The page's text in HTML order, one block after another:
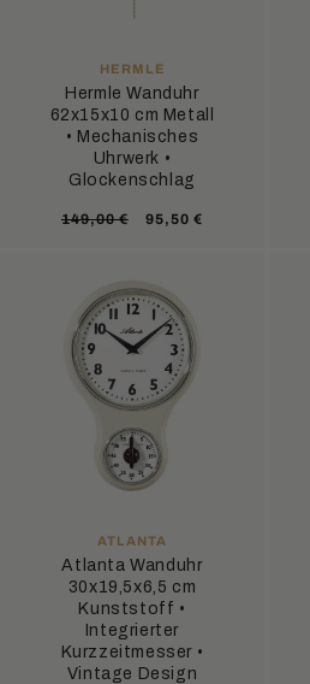
ANBIETER:
HERMLE
Hermle Wanduhr
62x15x10 cm Metall
• Mechanisches
Uhrwerk •
Glockenschlag
Normaler
149,00 € Verkaufspreis
95,50 €
ANBIETER:
ATLANTA
Atlanta Wanduhr
30x19,5x6,5 cm
Kunststoff •
Integrierter
Kurzzeitmesser •
Vintage Design